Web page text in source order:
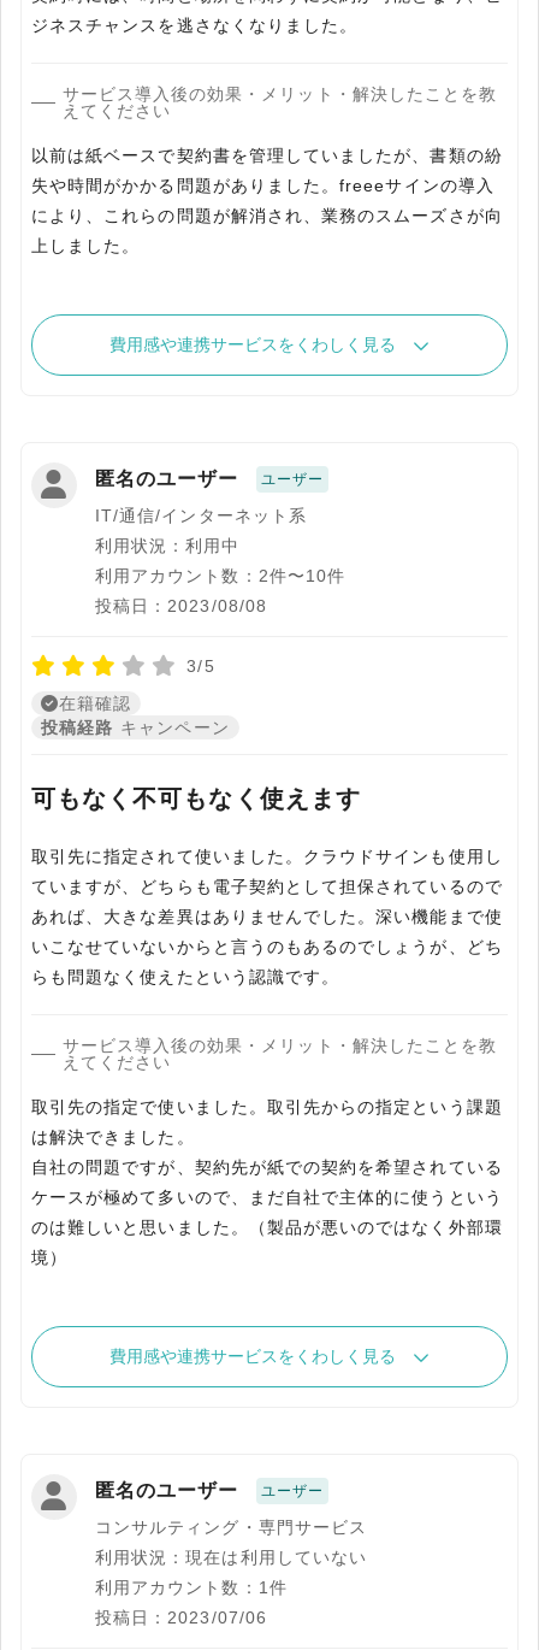
ジネスチャンスを逃さなくなりました。
サービス導入後の効果・メリット・解決したことを教
えてください
以前は紙ベースで契約書を管理していましたが、書類の紛
失や時間がかかる問題がありました。freeeサインの導入
により、これらの問題が解消され、業務のスムーズさが向
上しました。
費用感や連携サービスをくわしく見る
匿名のユーザー ユーザー
IT/通信/インターネット系
利用状況：利用中
利用アカウント数：2件〜10件
投稿日：2023/08/08
3/5
在籍確認
投稿経路 キャンペーン
可もなく不可もなく使えます
取引先に指定されて使いました。クラウドサインも使用し
ていますが、どちらも電子契約として担保されているので
あれば、大きな差異はありませんでした。深い機能まで使
いこなせていないからと言うのもあるのでしょうが、どち
らも問題なく使えたという認識です。
サービス導入後の効果・メリット・解決したことを教
えてください
取引先の指定で使いました。取引先からの指定という課題
は解決できました。
自社の問題ですが、契約先が紙での契約を希望されている
ケースが極めて多いので、まだ自社で主体的に使うという
のは難しいと思いました。（製品が悪いのではなく外部環
境）
費用感や連携サービスをくわしく見る
匿名のユーザー ユーザー
コンサルティング・専門サービス
利用状況：現在は利用していない
利用アカウント数：1件
投稿日：2023/07/06